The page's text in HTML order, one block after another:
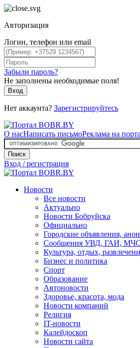
Авторизация
Логин, телефон или email
Забыли пароль?
Не заполнены необходимые поля!
Вход
Нет аккаунта? Зарегистрируйтесь
О насНаписать письмоРеклама на
Поиск
Вход / регистрация
Новости
Все новости
Актуально
Новости Бобруйска
Официально
Городские объявления,
Сообщения УВД, ГАИ,
Культура, отдых,
Бизнес и политика
Спорт
Образование
Автоновости
Здоровье, красота, мода
Новости компаний
Религия
IT-новости
Калейдоскоп
Новости сайта